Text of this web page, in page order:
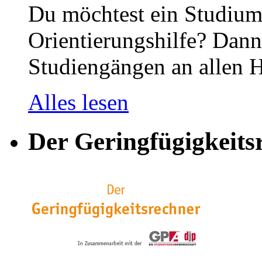
Du möchtest ein
Orientierungshilfe?
Studiengängen an allen
Alles lesen
Der